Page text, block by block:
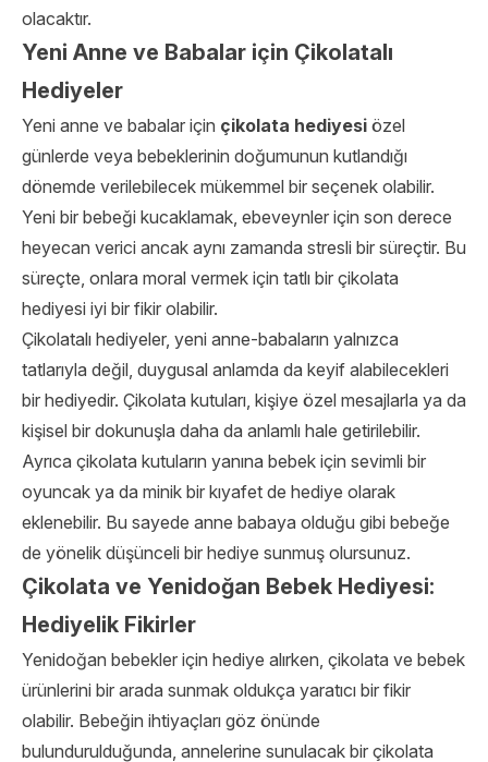
olacaktır.
Yeni Anne ve Babalar için Çikolatalı
Hediyeler
Yeni anne ve babalar için çikolata hediyesi özel
günlerde veya bebeklerinin doğumunun kutlandığı
dönemde verilebilecek mükemmel bir seçenek olabilir.
Yeni bir bebeği kucaklamak, ebeveynler için son derece
heyecan verici ancak aynı zamanda stresli bir süreçtir. Bu
süreçte, onlara moral vermek için tatlı bir çikolata
hediyesi iyi bir fikir olabilir.
Çikolatalı hediyeler, yeni anne-babaların yalnızca
tatlarıyla değil, duygusal anlamda da keyif alabilecekleri
bir hediyedir. Çikolata kutuları, kişiye özel mesajlarla ya da
kişisel bir dokunuşla daha da anlamlı hale getirilebilir.
Ayrıca çikolata kutuların yanına bebek için sevimli bir
oyuncak ya da minik bir kıyafet de hediye olarak
eklenebilir. Bu sayede anne babaya olduğu gibi bebeğe
de yönelik düşünceli bir hediye sunmuş olursunuz.
Çikolata ve Yenidoğan Bebek Hediyesi:
Hediyelik Fikirler
Yenidoğan bebekler için hediye alırken, çikolata ve bebek
ürünlerini bir arada sunmak oldukça yaratıcı bir fikir
olabilir. Bebeğin ihtiyaçları göz önünde
bulundurulduğunda, annelerine sunulacak bir çikolata